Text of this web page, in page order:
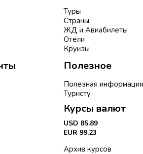
Туры
Страны
ЖД и Авиабилеты
Отели
Круизы
Полезное
Полезная информация
Туристу
Курсы валют
USD 85.89
EUR 99.23
Архив курсов